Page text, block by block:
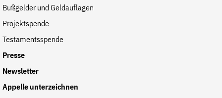
Bußgelder und Geldauflagen
Projektspende
Testamentsspende
Presse
Newsletter
Appelle unterzeichnen